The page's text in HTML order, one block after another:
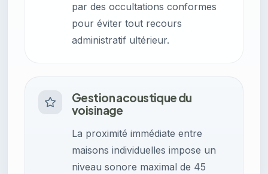
par des occultations conformes
pour éviter tout recours
administratif ultérieur.
Gestion acoustique du
voisinage
La proximité immédiate entre
maisons individuelles impose un
niveau sonore maximal de 45